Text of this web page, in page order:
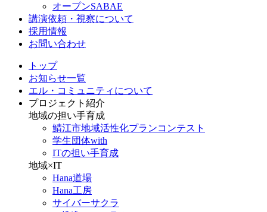
オープンSABAE
講演依頼・視察について
採用情報
お問い合わせ
トップ
お知らせ一覧
エル・コミュニティについて
プロジェクト紹介
地域の担い手育成
鯖江市地域活性化プランコンテスト
学生団体with
ITの担い手育成
地域×IT
Hana道場
Hana工房
サイバーサクラ